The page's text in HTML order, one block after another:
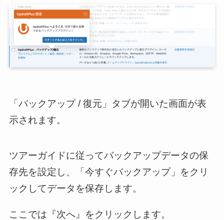
「バックアップ / 復元」タブが開いた画面が表
示されます。
ツアーガイドに従ってバックアップデータの保
存先を設定し、「今すぐバックアップ」をクリ
ックしてデータを保存します。
ここでは『次へ』をクリックします。